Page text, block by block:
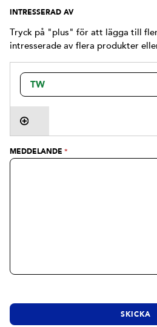
INTRESSERAD AV
Tryck på "plus" för att lägga till
intresserade av flera produkter
MEDDELANDE *